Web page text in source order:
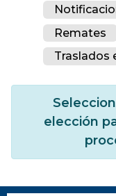
Remates
Traslados
elección